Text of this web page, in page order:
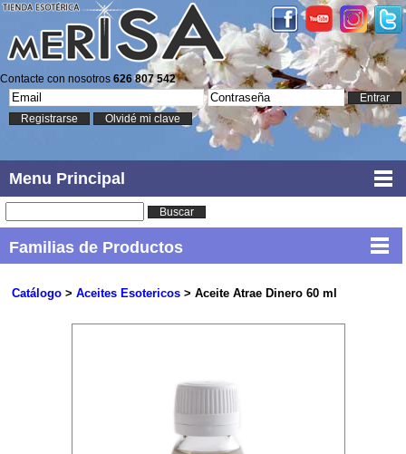
Contacte con nosotros 626 807 542
Entrar
Registrarse
Olvidé mi clave
Menu Principal
Buscar
Familias de Productos
Catálogo> Aceites Esotericos> Aceite Atrae Dinero 60 ml